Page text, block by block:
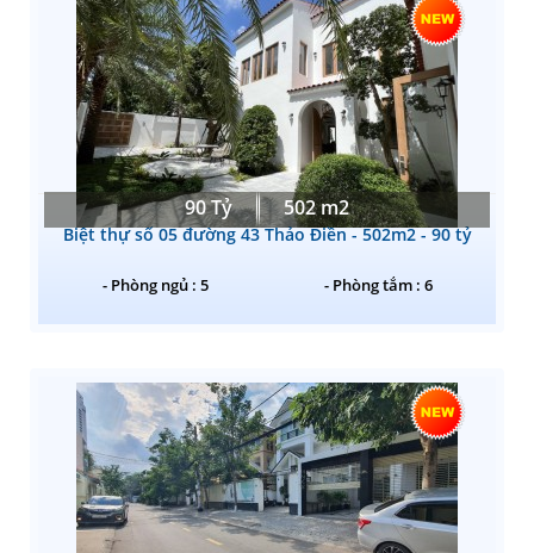
90 Tỷ 502 m2
Biệt thự số 05 đường 43 Thảo Điền - 502m2 - 90 tỷ
- Phòng ngủ : 5 - Phòng tắm : 6